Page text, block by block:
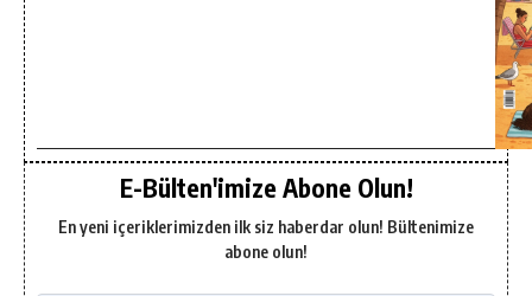
E-Bülten'imize Abone Olun!
En yeni içeriklerimizden ilk siz haberdar olun! Bültenimize
abone olun!